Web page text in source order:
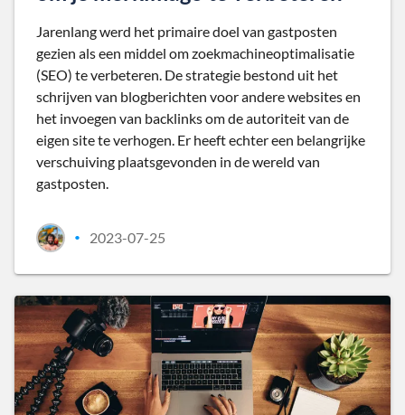
Jarenlang werd het primaire doel van gastposten
gezien als een middel om zoekmachineoptimalisatie
(SEO) te verbeteren. De strategie bestond uit het
schrijven van blogberichten voor andere websites en
het invoegen van backlinks om de autoriteit van de
eigen site te verhogen. Er heeft echter een belangrijke
verschuiving plaatsgevonden in de wereld van
gastposten.
• 2023-07-25